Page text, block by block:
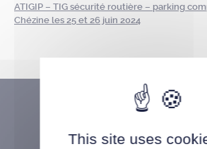
ATIGIP – TIG sécurité routière – parking
Chézine les 25 et 26 juin 2024
This site uses